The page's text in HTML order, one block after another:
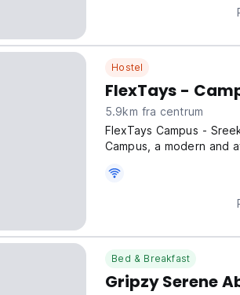
Hostel
FlexTays -
5.9km fra centrum
FlexTays Campus -
Campus, a modern and
Trivandrum! Whether
Bed & Breakfast
Gripzy Serene